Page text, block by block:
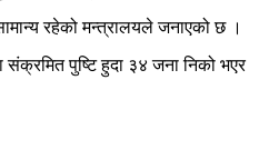
रहेको मन्त्रालयले जनाएको छ ।
पुष्टि हुदा ३४ जना निको भएर